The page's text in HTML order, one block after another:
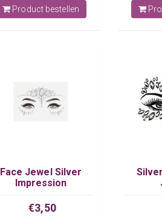
Product bestellen
Face Jewel Silver
Impression
€3,50